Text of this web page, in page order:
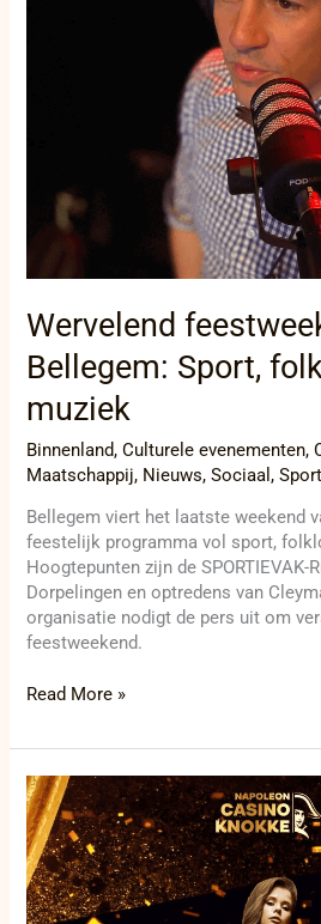
Wervelend
Bellegem: Sport,
muziek
Binnenland,Culturele evenementen,
Maatschappij, Nieuws,Sociaal,Sport
Bellegem viert het laatste weekend
feestelijk programma vol sport,
Hoogtepunten zijn de SPORTIEVAK-
Dorpelingen en optredens van
organisatie nodigt de pers uit om
feestweekend.
Read More »
Spectaculaire
EOTS
End
of
the
Season: